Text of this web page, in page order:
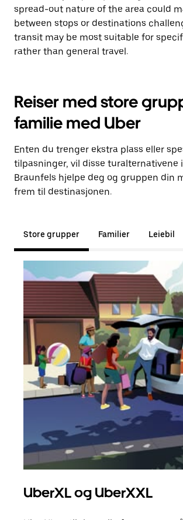
spread-out nature of the area could
between stops or destinations
transit may be most suitable for
rather than general travel.
Reiser med store
familie med Uber
Enten du trenger ekstra plass eller
tilpasninger, vil disse turalternativene
Braunfels hjelpe deg og gruppen din
frem til destinasjonen.
Store grupper Familier Leiebil
UberXL og UberXXL